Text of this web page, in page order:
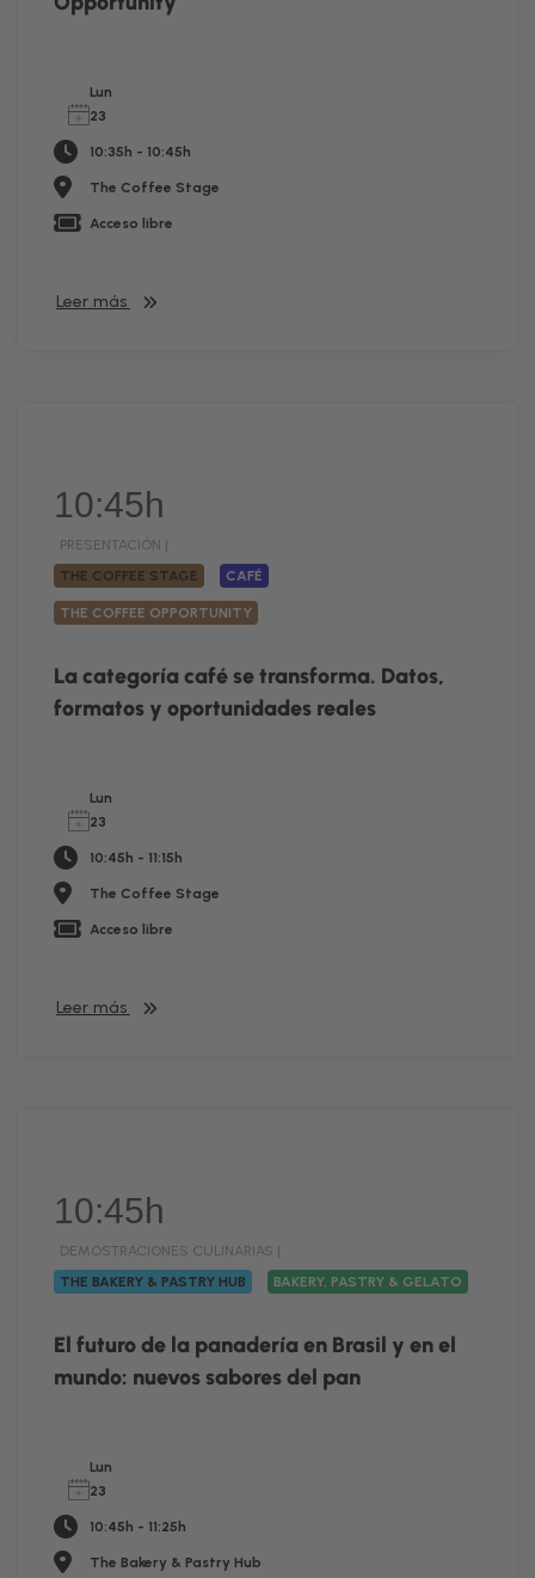
Lun
23
10:35h - 10:45h
The Coffee Stage
Acceso libre
Leer más
10:45h
PRESENTACIÓN |
THE COFFEE STAGE
CAFÉ
THE COFFEE OPPORTUNITY
La categoría café se transforma. Datos,
formatos y oportunidades reales
Lun
23
10:45h - 11:15h
The Coffee Stage
Acceso libre
Leer más
10:45h
DEMOSTRACIONES CULINARIAS |
THE BAKERY & PASTRY HUB
BAKERY, PASTRY & GELATO
El futuro de la panadería en Brasil y en el
mundo: nuevos sabores del pan
Lun
23
10:45h - 11:25h
The Bakery & Pastry Hub